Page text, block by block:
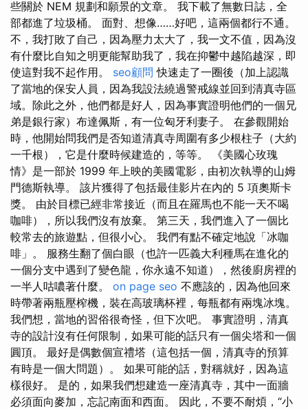
些關於 NEM 規劃和願景的文章。 我下載了無數日誌，全
部都進了垃圾桶。 面對、想像……好吧，這兩個都行不通。
不，我打敗了自己，因為壓力太大了，我一文不值，因為沒
有什麼比自知之明更能幫助我了，我在抑鬱中越陷越深，即
使這對我不起作用。 seo顧問 快速走了一圈後（加上認識
了當地的保安人員，因為我設法繞過警戒線並回到清真寺區
域。除此之外，他們都是好人，因為事實證明他們的一個兄
弟是銀行家）布達佩斯，有一位匈牙利妻子。 在參觀開始
時，他開始問我們是否知道清真寺周圍有多少根柱子（大約
一千根），它是什麼時候建造的，等等。 《美國心玫瑰
情》是一部於 1999 年上映的美國電影，由初次執導的山姆
門德斯執導。 該片獲得了包括最佳影片在內的 5 項奧斯卡
獎。 由於目標已經非常接近（而且在羅馬也不能一天不喝
咖啡），所以我們沒有放棄。 第三天，我們進入了一個比
較常去的旅遊點，但很小心。 我們有點不確定地說「冰咖
啡」。 服務生翻了個白眼（也許一匹義大利種馬在進化的
一個分支中遇到了變色龍，你永遠不知道），然後廚房裡的
一半人咕噥著什麼。 on page seo 不應該的，因為他回來
時帶著兩瓶壓榨機，裝在高玻璃杯裡，每瓶都有兩塊冰塊。
我們想，當地的習俗很奇怪，但下次吧。 事實證明，清真
寺的設計沒有任何限制，如果可能的話只有一個尖塔和一個
圓頂。 最好是偶數個宣禮塔（這包括一個，清真寺的預算
有時是一個大問題）。 如果可能的話，對稱就好，因為這
樣很好。 是的，如果我們想建造一座清真寺，其中一面牆
必須面向麥加，忘記南面和西面。 因此，不要不耐煩，“小